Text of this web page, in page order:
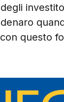
questo